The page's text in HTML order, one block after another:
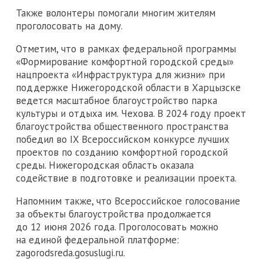
Также волонтеры помогали многим жителям
проголосовать на дому.
Отметим, что в рамках федеральной программы
«Формирование комфортной городской среды»
нацпроекта «Инфраструктура для жизни» при
поддержке Нижегородской области в Харцызске
ведется масштабное благоустройство парка
культуры и отдыха им. Чехова. В 2024 году проект
благоустройства общественного пространства
победил во IX Всероссийском конкурсе лучших
проектов по созданию комфортной городской
среды. Нижегородская область оказала
содействие в подготовке и реализации проекта.
Напомним также, что Всероссийское голосование
за объекты благоустройства продолжается
до 12 июня 2026 года. Проголосовать можно
на единой федеральной платформе:
zagorodsreda.gosuslugi.ru.